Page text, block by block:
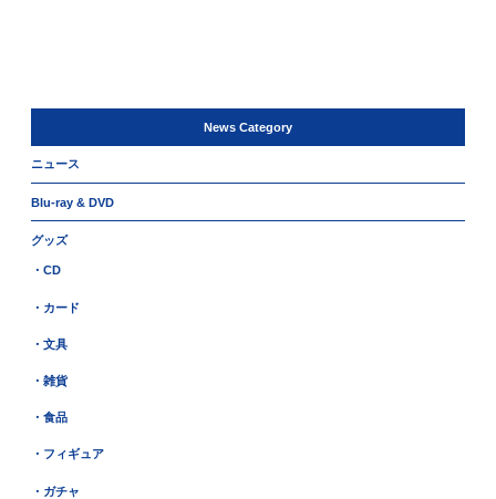
News Category
ニュース
Blu-ray & DVD
グッズ
・CD
・カード
・文具
・雑貨
・食品
・フィギュア
・ガチャ